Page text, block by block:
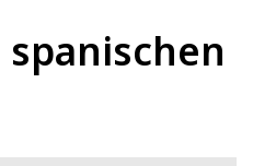
spanischen